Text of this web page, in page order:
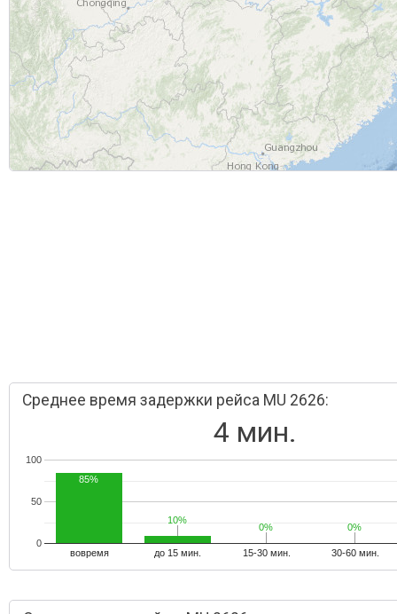
Среднее время задержки рейса MU 2626:
4 мин.
вовремя до 15 мин. 15-30 мин. 30-60 мин.
0
50
100
85%
10%
10%
0%
0% 0%
0%